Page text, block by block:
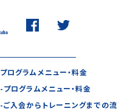
プログラムメニュー・料金
-プログラムメニュー・料金
-ご入会からトレーニングまでの流